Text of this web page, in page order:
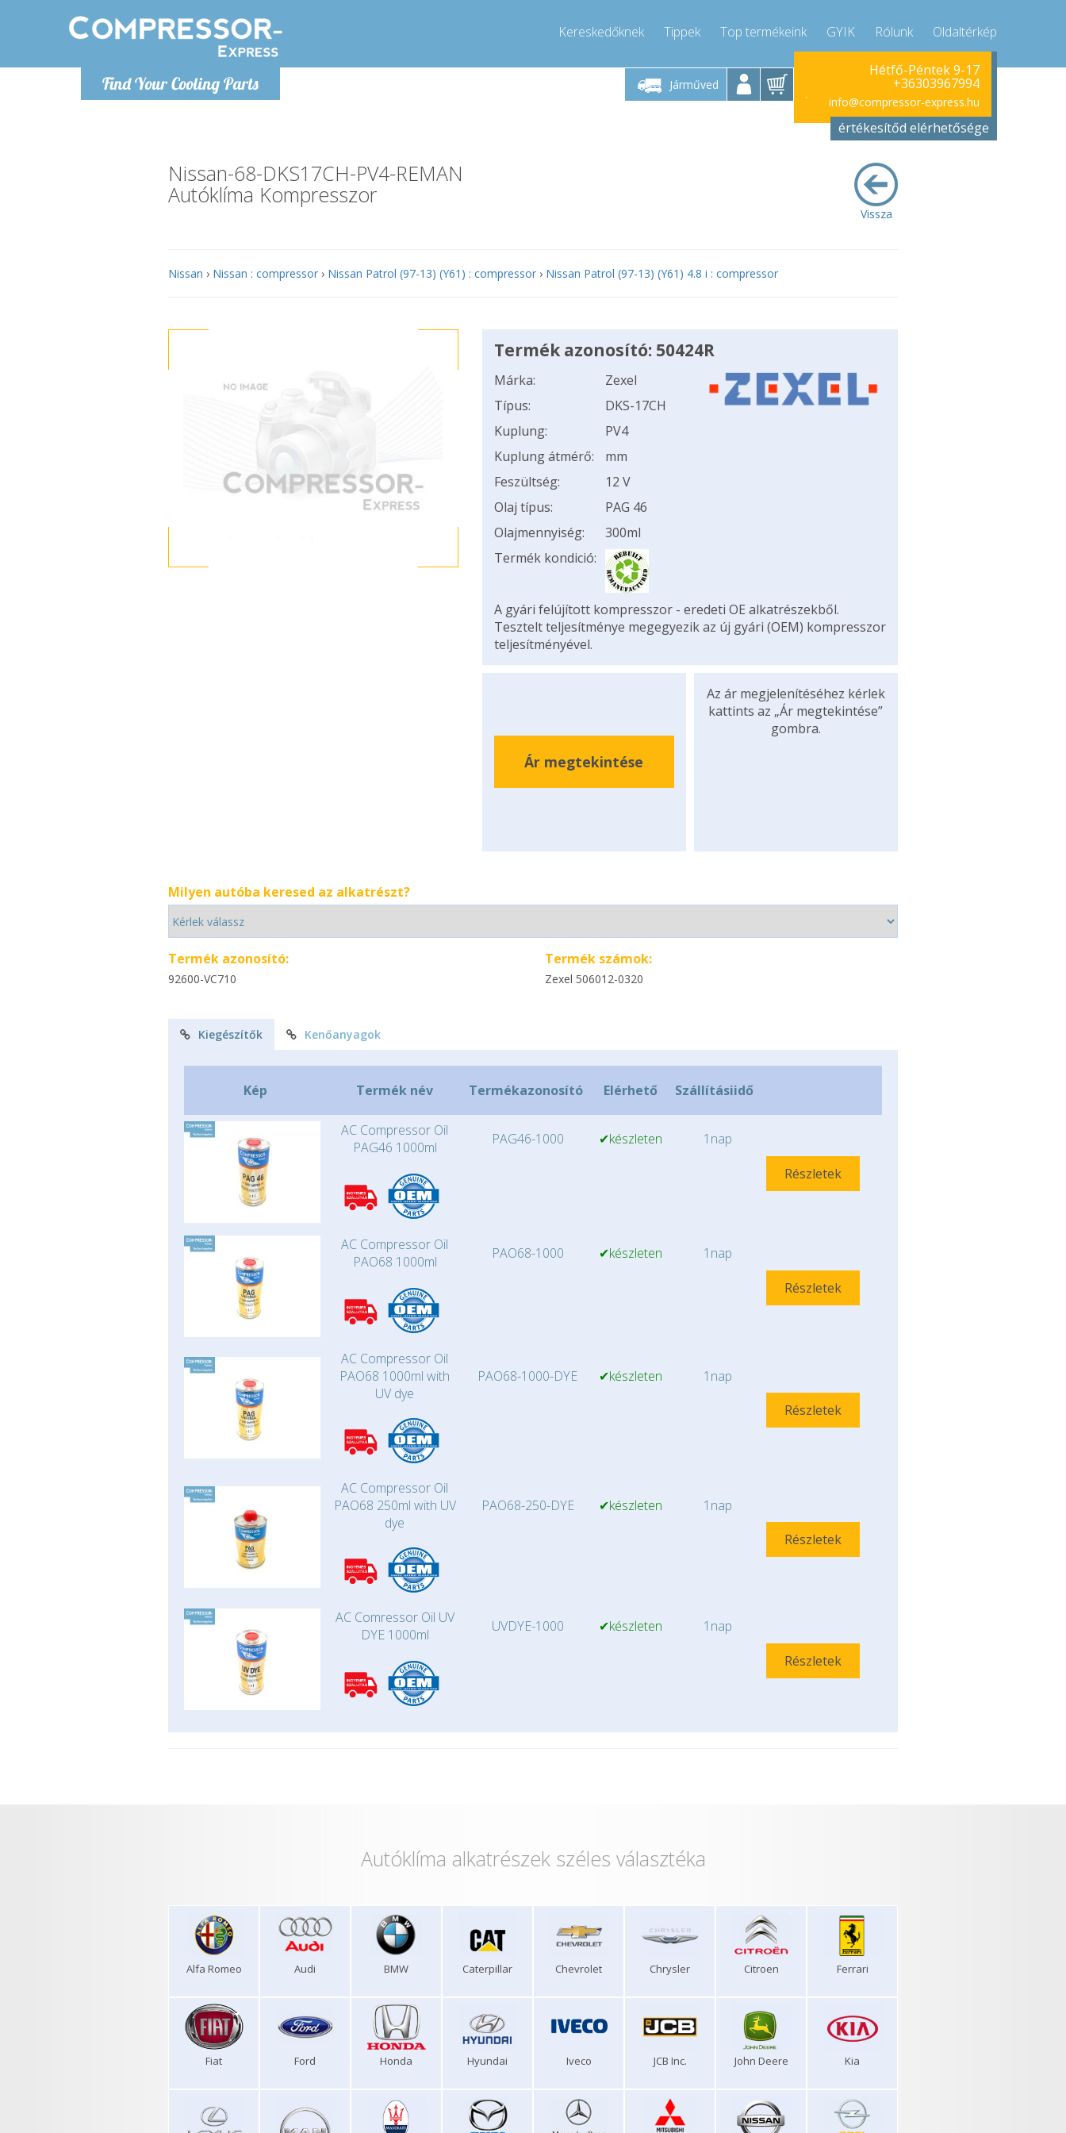
Find Your Cooling Parts
Kereskedőknek Tippek Top termékeink GYIK Rólunk Oldaltérkép
Járműved
Hétfő-Péntek 9-17
+36303967994
info@compressor-express.hu
Hívjon!
Hétfő-Péntek 9-17
info@compressor-express.hu
Hívjon!
+36303967994
Hétfő-Péntek 9-17
+36303967994
info@compressor-express.hu
értékesítőd elérhetősége
Vissza
Nissan-68-DKS17CH-PV4-REMAN
Autóklíma Kompresszor
Nissan › Nissan : compressor › Nissan Patrol (97-13) (Y61) : compressor › Nissan Patrol (97-13) (Y61) 4.8 i : compressor
Termék azonosító: 50424R
Márka:
Zexel
Típus:
DKS-17CH
Kuplung:
PV4
Kuplung átmérő:
mm
Feszültség:
12 V
Olaj típus:
PAG 46
Olajmennyiség:
300ml
Termék kondició:
A gyári felújított kompresszor - eredeti OE alkatrészekből.
Tesztelt teljesítménye megegyezik az új gyári (OEM) kompresszor
teljesítményével.
Ár megtekintése
Az ár megjelenítéséhez kérlek
kattints az „Ár megtekintése”
gombra.
Milyen autóba keresed az alkatrészt?
Termék azonosító:
92600-VC710
Termék számok:
Zexel 506012-0320
Kiegészítők Kenőanyagok
Kép Termék név Termékazonosító Elérhető Szállításiidő
AC Compressor Oil
PAG46 1000ml
PAG46-1000 ✔készleten
1nap
Részletek
AC Compressor Oil
PAO68 1000ml
PAO68-1000 ✔készleten
1nap
Részletek
AC Compressor Oil
PAO68 1000ml with
UV dye
PAO68-1000-DYE ✔készleten
1nap
Részletek
AC Compressor Oil
PAO68 250ml with UV
dye
PAO68-250-DYE ✔készleten
1nap
Részletek
AC Comressor Oil UV
DYE 1000ml
UVDYE-1000 ✔készleten
1nap
Részletek
Autóklíma alkatrészek széles választéka
Alfa Romeo Audi BMW Caterpillar Chevrolet Chrysler Citroen Ferrari
Fiat Ford Honda Hyundai Iveco JCB Inc. John Deere Kia